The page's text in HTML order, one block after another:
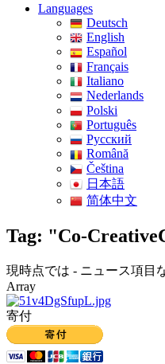
Languages
Deutsch
English
Español
Français
Italiano
Nederlands
Polski
Português
Pусский
Română
Čeština
日本語
简体中文
Tag: "Co-
現時点では - ニュース項目
Array
寄付